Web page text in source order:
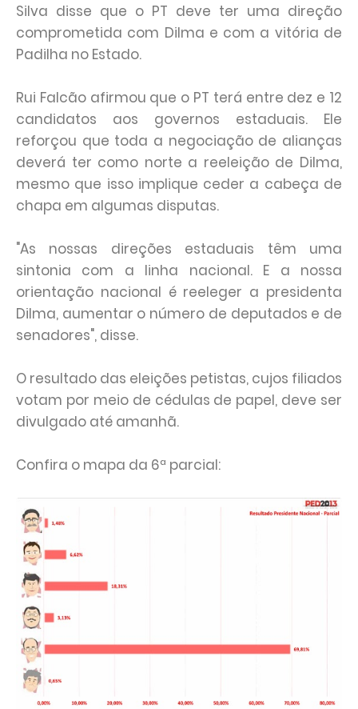
Silva disse que o PT deve ter uma direção
comprometida com Dilma e com a vitória de
Padilha no Estado.
Rui Falcão afirmou que o PT terá entre dez e 12
candidatos aos governos estaduais. Ele
reforçou que toda a negociação de alianças
deverá ter como norte a reeleição de Dilma,
mesmo que isso implique ceder a cabeça de
chapa em algumas disputas.
"As nossas direções estaduais têm uma
sintonia com a linha nacional. E a nossa
orientação nacional é reeleger a presidenta
Dilma, aumentar o número de deputados e de
senadores", disse.
O resultado das eleições petistas, cujos filiados
votam por meio de cédulas de papel, deve ser
divulgado até amanhã.
Confira o mapa da 6ª parcial: